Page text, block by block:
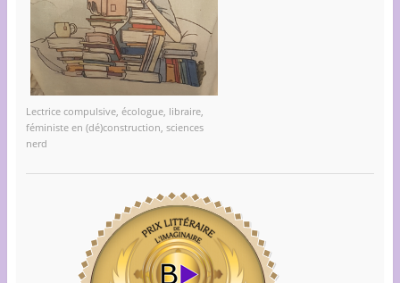
Lectrice compulsive, écologue, libraire,
féministe en (dé)construction, sciences
nerd